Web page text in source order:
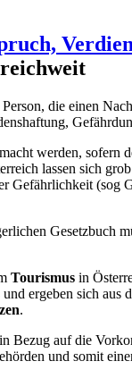
die einen
werden, sofern
lassen sich
Gefährlichkeit (sog
Gesetzbuch
Tourismus in
ergeben sich aus
.
Bezug auf die
und somit